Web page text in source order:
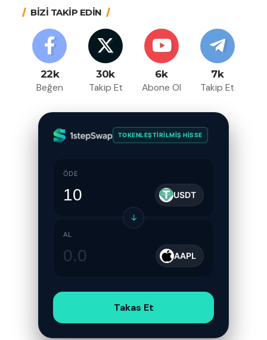
BİZİ TAKİP EDİN
22k
Beğen
30k
Takip Et
6k
Abone Ol
7k
Takip Et
TOKENLEŞTIRILMIŞ HISSE
ÖDE
USDT
↓
AL
AAPL
Takas Et